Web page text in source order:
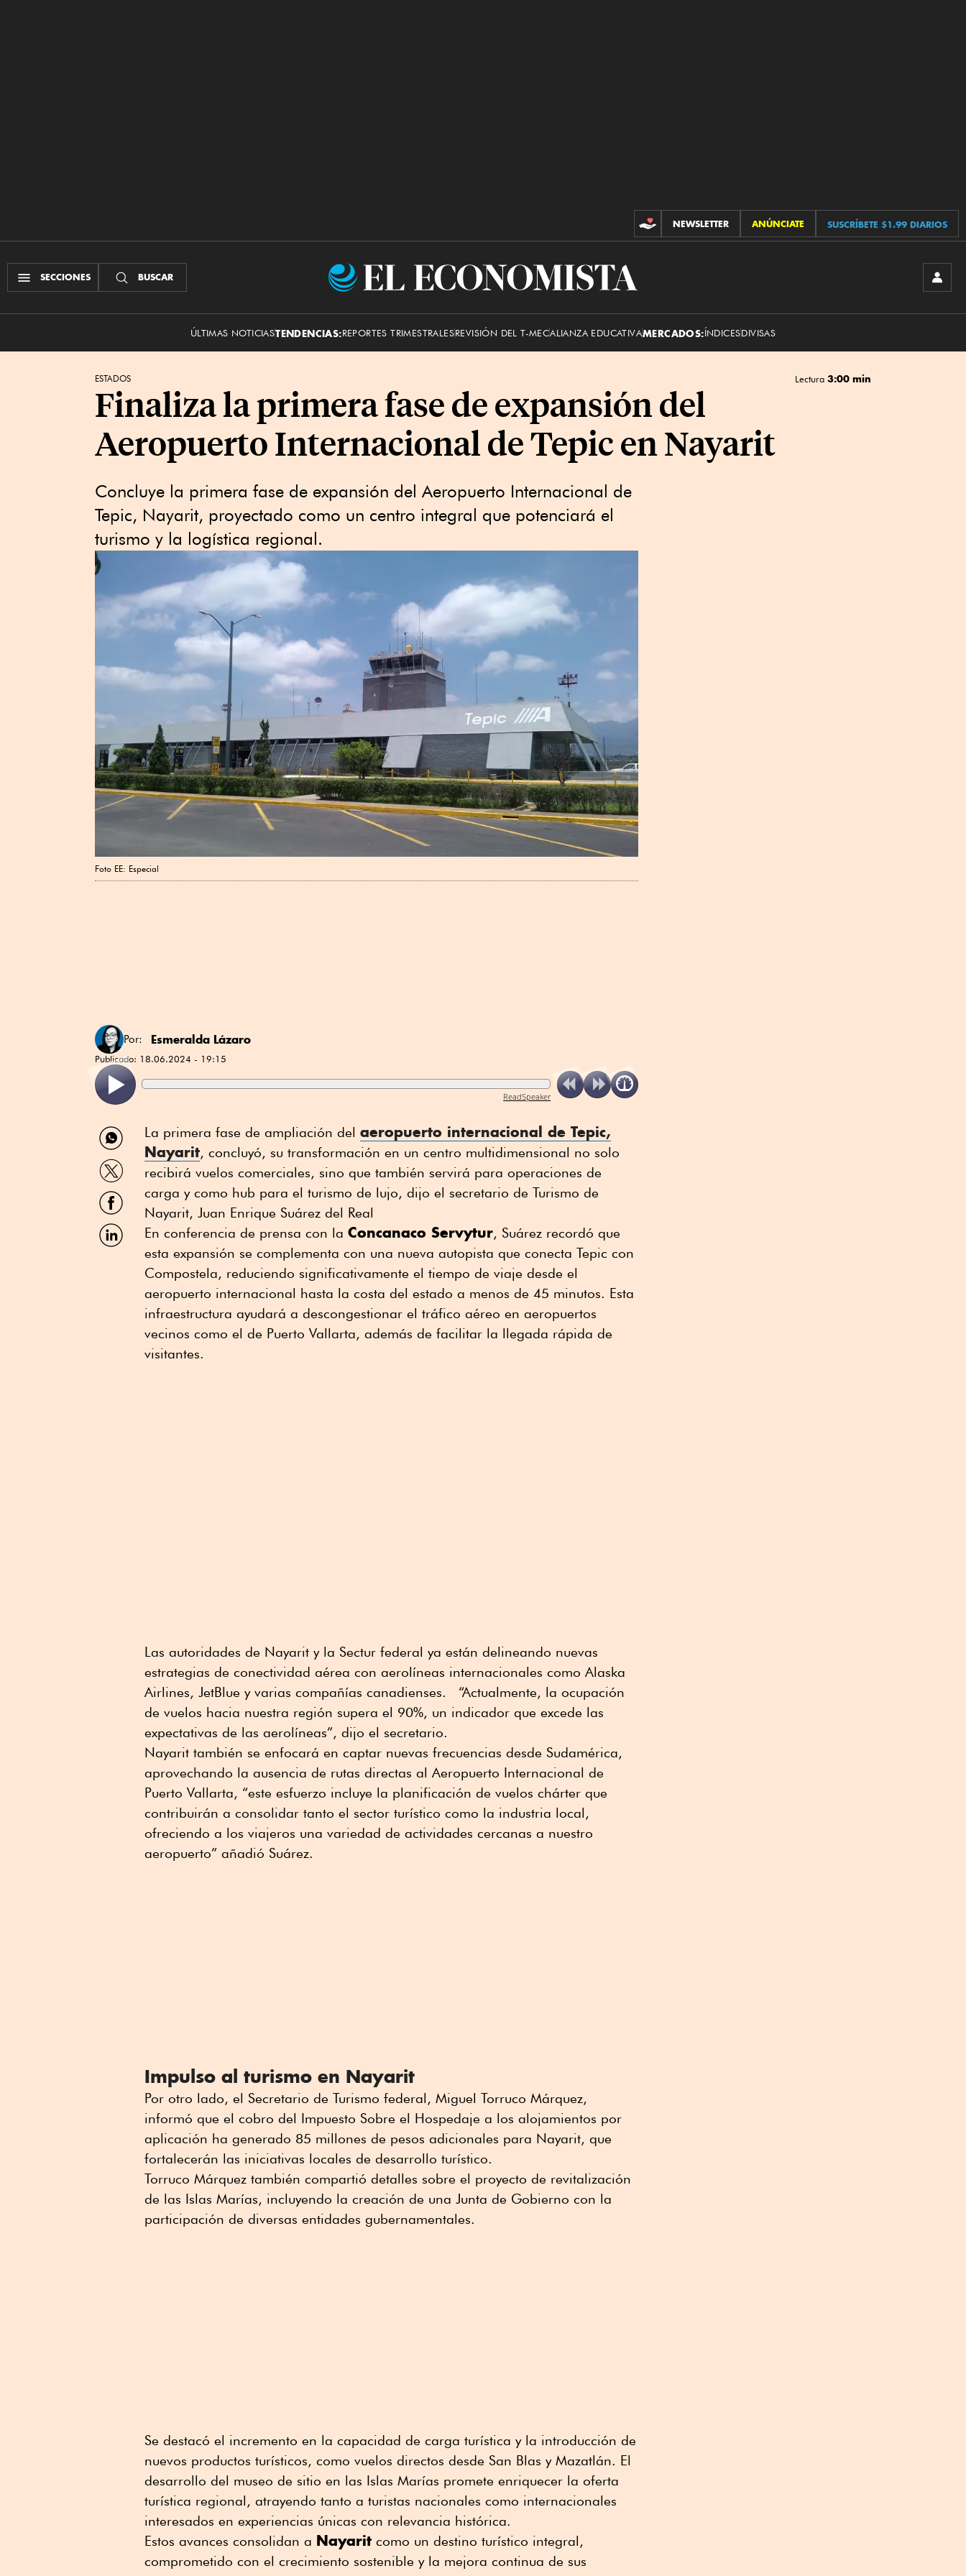
CONTRIBUCIONES
NEWSLETTER ANÚNCIATE SUSCRÍBETE $1.99 DIARIOS
SECCIONES BUSCAR
El
ÚLTIMAS NOTICIASTENDENCIAS:REPORTES TRIMESTRALESREVISIÓN DEL T-MECALIANZA EDUCATIVAMERCADOS:ÍNDICESDIVISAS
ESTADOS Lectura 3:00 min
Finaliza la primera fase de expansión del
Aeropuerto Internacional de Tepic en Nayarit
Concluye la primera fase de expansión del Aeropuerto Internacional de
Tepic, Nayarit, proyectado como un centro integral que potenciará el
turismo y la logística regional.
Foto EE: Especial
Por: Esmeralda Lázaro
Publicado: 18.06.2024 - 19:15
ReadSpeaker
Compartir
por
WhatsApp
Compartir
por
Twitter
Compartir
por
Facebook
Compartir
por
La primera fase de ampliación del aeropuerto internacional de Tepic,
Nayarit, concluyó, su transformación en un centro multidimensional no solo
recibirá vuelos comerciales, sino que también servirá para operaciones de
carga y como hub para el turismo de lujo, dijo el secretario de Turismo de
Nayarit, Juan Enrique Suárez del Real
En conferencia de prensa con la Concanaco Servytur, Suárez recordó que
esta expansión se complementa con una nueva autopista que conecta Tepic con
Compostela, reduciendo significativamente el tiempo de viaje desde el
aeropuerto internacional hasta la costa del estado a menos de 45 minutos. Esta
infraestructura ayudará a descongestionar el tráfico aéreo en aeropuertos
vecinos como el de Puerto Vallarta, además de facilitar la llegada rápida de
visitantes.
Las autoridades de Nayarit y la Sectur federal ya están delineando nuevas
estrategias de conectividad aérea con aerolíneas internacionales como Alaska
Airlines, JetBlue y varias compañías canadienses. “Actualmente, la ocupación
de vuelos hacia nuestra región supera el 90%, un indicador que excede las
expectativas de las aerolíneas”, dijo el secretario.
Nayarit también se enfocará en captar nuevas frecuencias desde Sudamérica,
aprovechando la ausencia de rutas directas al Aeropuerto Internacional de
Puerto Vallarta, “este esfuerzo incluye la planificación de vuelos chárter que
contribuirán a consolidar tanto el sector turístico como la industria local,
ofreciendo a los viajeros una variedad de actividades cercanas a nuestro
aeropuerto” añadió Suárez.
Impulso al turismo en Nayarit
Por otro lado, el Secretario de Turismo federal, Miguel Torruco Márquez,
informó que el cobro del Impuesto Sobre el Hospedaje a los alojamientos por
aplicación ha generado 85 millones de pesos adicionales para Nayarit, que
fortalecerán las iniciativas locales de desarrollo turístico.
Torruco Márquez también compartió detalles sobre el proyecto de revitalización
de las Islas Marías, incluyendo la creación de una Junta de Gobierno con la
participación de diversas entidades gubernamentales.
Se destacó el incremento en la capacidad de carga turística y la introducción de
nuevos productos turísticos, como vuelos directos desde San Blas y Mazatlán. El
desarrollo del museo de sitio en las Islas Marías promete enriquecer la oferta
turística regional, atrayendo tanto a turistas nacionales como internacionales
interesados en experiencias únicas con relevancia histórica.
Estos avances consolidan a Nayarit como un destino turístico integral,
comprometido con el crecimiento sostenible y la mejora continua de sus